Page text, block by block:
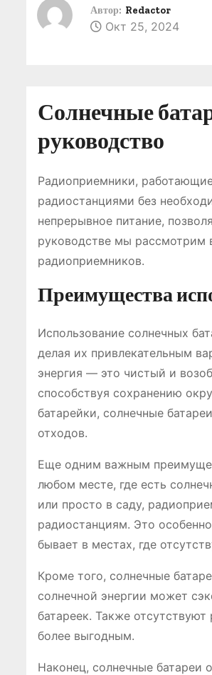
Автор: Redactor
Окт 25, 2024
Солнечные
руководство
Радиоприемники,
радиостанциями без
непрерывное питание,
руководстве мы рассмотрим
радиоприемников.
Преимущества
Использование солнечных
делая их привлекательным
энергия — это чистый и
способствуя сохранению
батарейки, солнечные
отходов.
Еще одним важным
любом месте, где есть
или просто в саду,
радиостанциям. Это
бывает в местах, где
Кроме того, солнечные
солнечной энергии может
батареек. Также
более выгодным.
Наконец, солнечные батареи